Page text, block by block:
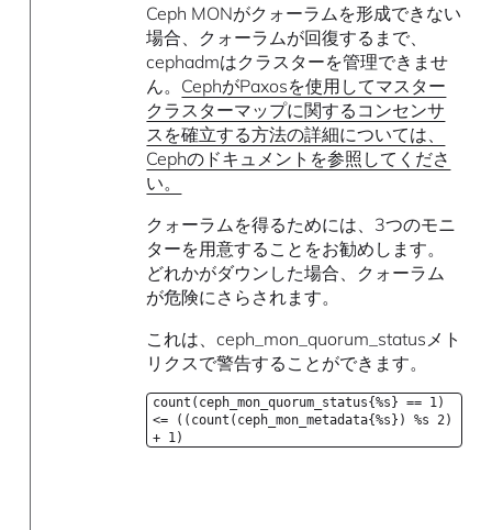
Ceph MONがクォーラムを形成できない
場合、クォーラムが回復するまで、
cephadmはクラスターを管理できませ
ん。 CephがPaxosを使用してマスター
クラスターマップに関するコンセンサ
スを確立する方法の詳細については、
Cephのドキュメントを参照してくださ
い。
クォーラムを得るためには、3つのモニ
ターを用意することをお勧めします。
どれかがダウンした場合、クォーラム
が危険にさらされます。
これは、ceph_mon_quorum_statusメト
リクスで警告することができます。
count(ceph_mon_quorum_status{%s} == 1)
<= ((count(ceph_mon_metadata{%s}) %s 2)
+ 1)